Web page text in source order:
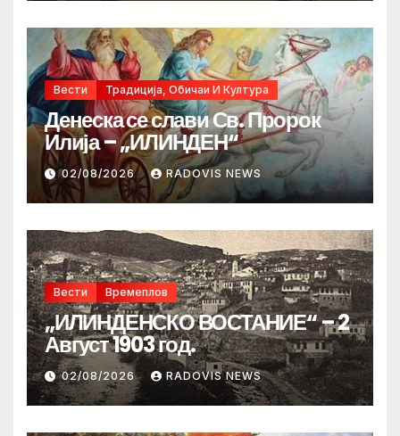
Вести Традиција, Обичаи И Култура
Денеска се слави Св. Пророк
Илија – „ИЛИНДЕН“
02/08/2026 RADOVIS NEWS
Вести Времеплов
„ИЛИНДЕНСКО ВОСТАНИЕ“ – 2
Август 1903 год.
02/08/2026 RADOVIS NEWS